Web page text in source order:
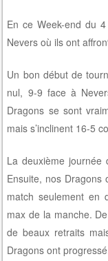
En ce Week-end du
Nevers où ils ont
Un bon début de
nul, 9-9 face à
Dragons se sont
mais s’inclinent 16-5
La deuxième
Ensuite, nos
match seulement en
max de la manche.
de beaux retraits
Dragons ont